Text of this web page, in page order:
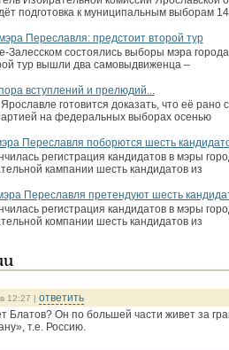
подготовка к муниципальным выборам
Переславля: предстоит второй тур
Залесском состоялись выборы мэра
тур вышли два самовыдвиженца –
вступлений и прелюдий...
готовится доказать, что её рано
на федеральных выборах осенью
Переславля поборются шесть
регистрация кандидатов в мэры
кампании шесть кандидатов из
Переславля претендуют шесть
регистрация кандидатов в мэры
компании шесть кандидатов из
12:27 | ответить
Блатов? Он по большей части живет за
т.е. Россию.